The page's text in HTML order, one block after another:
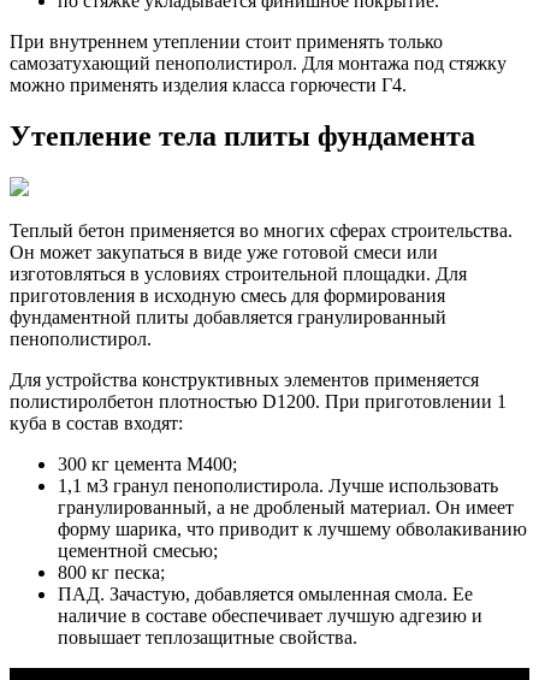
При внутреннем утеплении стоит применять только
самозатухающий пенополистирол. Для монтажа под стяжку
можно применять изделия класса горючести Г4.
Утепление тела плиты фундамента
Теплый бетон применяется во многих сферах строительства.
Он может закупаться в виде уже готовой смеси или
изготовляться в условиях строительной площадки. Для
приготовления в исходную смесь для формирования
фундаментной плиты добавляется гранулированный
пенополистирол.
Для устройства конструктивных элементов применяется
полистиролбетон плотностью D1200. При приготовлении 1
куба в состав входят:
300 кг цемента М400;
1,1 м3 гранул пенополистирола. Лучше использовать
гранулированный, а не дробленый материал. Он имеет
форму шарика, что приводит к лучшему обволакиванию
цементной смесью;
800 кг песка;
ПАД. Зачастую, добавляется омыленная смола. Ее
наличие в составе обеспечивает лучшую адгезию и
повышает теплозащитные свойства.